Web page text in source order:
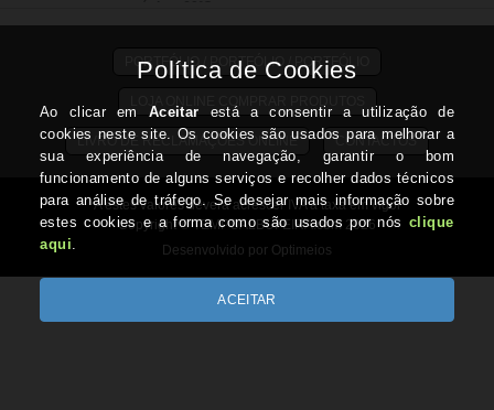
PORTFÓLIO / PORTFÓLIO / PORTFÓLIO
LIVRO DE RECLAMAÇÕES ONLINE CONTACTOS
A estes valores deverá acrescer IVA à taxa em vigor
Copyright © TEMPOALBUFEIRA.com 2026
Desenvolvido por Optimeios